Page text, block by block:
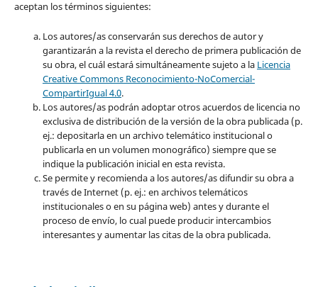
aceptan los términos siguientes:
Los autores/as conservarán sus derechos de autor y
garantizarán a la revista el derecho de primera publicación de
su obra, el cuál estará simultáneamente sujeto a la Licencia
Creative Commons Reconocimiento-NoComercial-
CompartirIgual 4.0.
Los autores/as podrán adoptar otros acuerdos de licencia no
exclusiva de distribución de la versión de la obra publicada (p.
ej.: depositarla en un archivo telemático institucional o
publicarla en un volumen monográfico) siempre que se
indique la publicación inicial en esta revista.
Se permite y recomienda a los autores/as difundir su obra a
través de Internet (p. ej.: en archivos telemáticos
institucionales o en su página web) antes y durante el
proceso de envío, lo cual puede producir intercambios
interesantes y aumentar las citas de la obra publicada.